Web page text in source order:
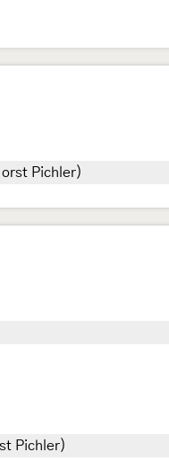
Pichler)
Pichler)